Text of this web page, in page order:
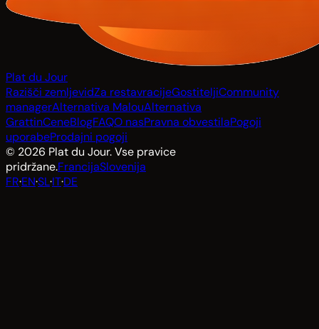
Plat du Jour
Razišči zemljevidZa restavracijeGostiteljiCommunity
managerAlternativa MalouAlternativa
GrattinCeneBlogFAQO nasPravna obvestilaPogoji
uporabeProdajni pogoji
© 2026 Plat du Jour. Vse pravice
pridržane.FrancijaSlovenija
FR·EN·SL·IT·DE